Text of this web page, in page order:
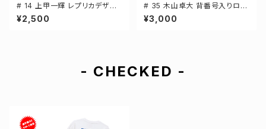
# 14 上甲一輝 レプリカデザイ
ン 選手還元 キャンバストートバ
ッグ 2カラー MLサイズ 00077
¥2,500
# 35 木山卓大 背番号入りロゴ
ドライTシャツ 半袖 選手還元 3
カラー S-5Lサイズ 000300
¥3,000
- CHECKED -